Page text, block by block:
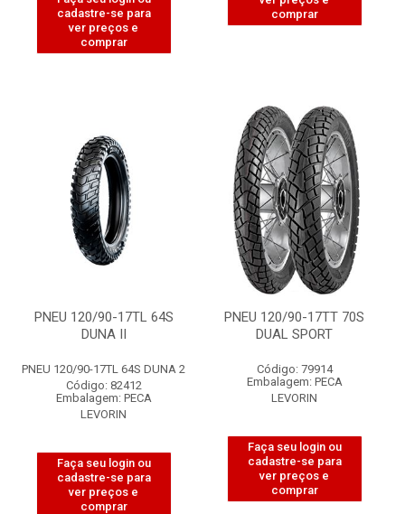
cadastre-se para
ver preços e
comprar
comprar
PNEU 120/90-17TL 64S
DUNA II
PNEU 120/90-17TL 64S DUNA 2
Código: 82412
Embalagem: PECA
LEVORIN
Faça seu login ou
cadastre-se para
ver preços e
comprar
PNEU 120/90-17TT 70S
DUAL SPORT
Código: 79914
Embalagem: PECA
LEVORIN
Faça seu login ou
cadastre-se para
ver preços e
comprar